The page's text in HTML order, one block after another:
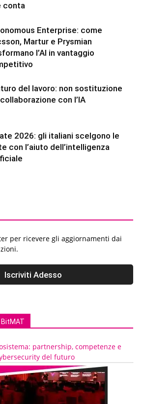
conta
Enterprise: come
Martur e Prysmian
l’AI in vantaggio
del lavoro: non sostituzione
con l’IA
2026: gli italiani scelgono le
con l’aiuto dell’intelligenza
per ricevere gli aggiornamenti dai
BitMAT
partnership, competenze e
del futuro